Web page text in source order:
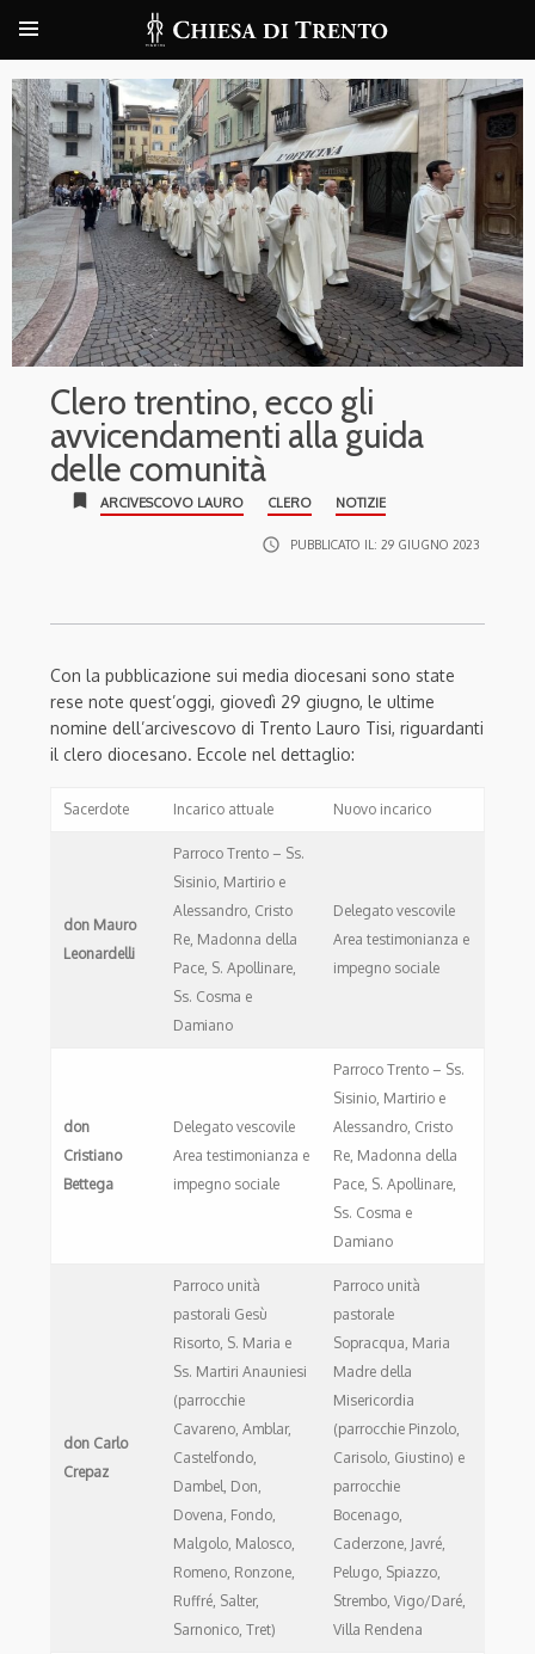
Clero trentino, ecco gli
avvicendamenti alla guida
delle comunità
bookmark ARCIVESCOVO LAURO CLERO NOTIZIE
access_time PUBBLICATO IL: 29 GIUGNO 2023
Con la pubblicazione sui media diocesani sono state
rese note quest’oggi, giovedì 29 giugno, le ultime
nomine dell’arcivescovo di Trento Lauro Tisi, riguardanti
il clero diocesano. Eccole nel dettaglio:
Sacerdote Incarico attuale Nuovo incarico
don Mauro
Leonardelli
Parroco Trento – Ss.
Sisinio, Martirio e
Alessandro, Cristo
Re, Madonna della
Pace, S. Apollinare,
Ss. Cosma e
Damiano
Delegato vescovile
Area testimonianza e
impegno sociale
don
Cristiano
Bettega
Delegato vescovile
Area testimonianza e
impegno sociale
Parroco Trento – Ss.
Sisinio, Martirio e
Alessandro, Cristo
Re, Madonna della
Pace, S. Apollinare,
Ss. Cosma e
Damiano
don Carlo
Crepaz
Parroco unità
pastorali Gesù
Risorto, S. Maria e
Ss. Martiri Anauniesi
(parrocchie
Cavareno, Amblar,
Castelfondo,
Dambel, Don,
Dovena, Fondo,
Malgolo, Malosco,
Romeno, Ronzone,
Ruffré, Salter,
Sarnonico, Tret)
Parroco unità
pastorale
Sopracqua, Maria
Madre della
Misericordia
(parrocchie Pinzolo,
Carisolo, Giustino) e
parrocchie
Bocenago,
Caderzone, Javré,
Pelugo, Spiazzo,
Strembo, Vigo/Daré,
Villa Rendena